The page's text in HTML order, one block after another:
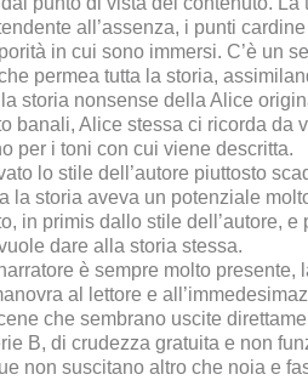
all’assenza, i punti
in cui sono immersi. C’è un
permea tutta la storia,
storia nonsense della Alice
banali, Alice stessa ci ricorda da
per i toni con cui viene descritta.
lo stile dell’autore piuttosto
la storia aveva un potenziale
in primis dallo stile dell’autore, e
dare alla storia stessa.
è sempre molto presente,
al lettore e
che sembrano uscite
B, di crudezza gratuita e non
non suscitano altro che noia e